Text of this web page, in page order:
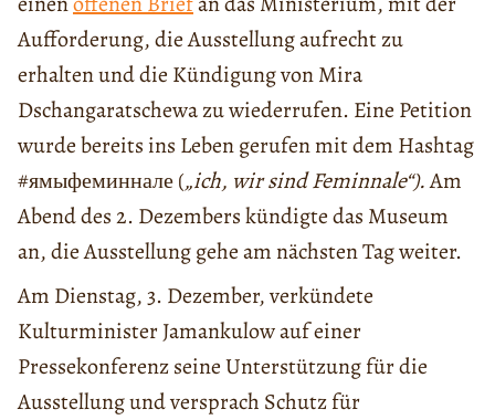
Aufforderung, die Ausstellung aufrecht zu
erhalten und die Kündigung von Mira
Dschangaratschewa zu wiederrufen. Eine Petition
wurde bereits ins Leben gerufen mit dem Hashtag
#ямыфеминнале („ich, wir sind Feminnale“).Am
Abend des 2. Dezembers kündigte das Museum
an, die Ausstellung gehe am nächsten Tag weiter.
Am Dienstag, 3. Dezember, verkündete
Kulturminister Jamankulow auf einer
Pressekonferenz seine Unterstützung für die
Ausstellung und versprach Schutz für